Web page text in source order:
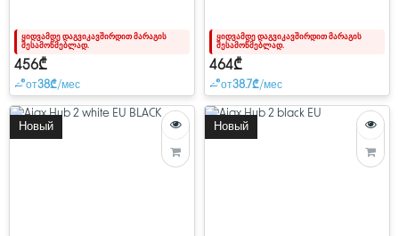
ყიდვამდე დაგვიკავშირდით მარაგის
შესამოწმებლად.
456₾
от38₾/мес
ყიდვამდე დაგვიკავშირდით მარაგის
შესამოწმებლად.
464₾
от38.7₾/мес
Новый Новый